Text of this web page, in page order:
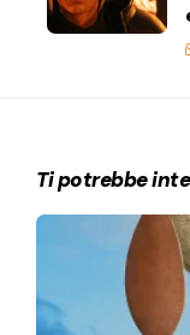
Ti potrebbe